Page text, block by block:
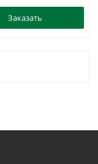
Заказать